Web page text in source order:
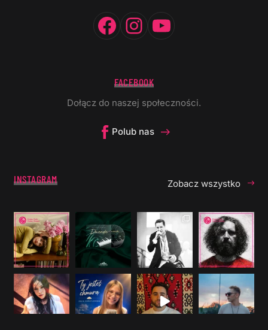
Facebook
Instagram
FACEBOOK
Dołącz do naszej społeczności.
Polub nas
INSTAGRAM Zobacz wszystko